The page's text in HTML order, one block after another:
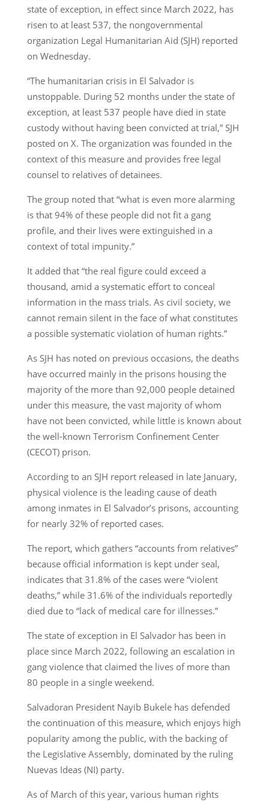
state of exception, in effect since March 2022, has
risen to at least 537, the nongovernmental
organization Legal Humanitarian Aid (SJH) reported
on Wednesday.
“The humanitarian crisis in El Salvador is
unstoppable. During 52 months under the state of
exception, at least 537 people have died in state
custody without having been convicted at trial,” SJH
posted on X. The organization was founded in the
context of this measure and provides free legal
counsel to relatives of detainees.
The group noted that “what is even more alarming
is that 94% of these people did not fit a gang
profile, and their lives were extinguished in a
context of total impunity.”
It added that “the real figure could exceed a
thousand, amid a systematic effort to conceal
information in the mass trials. As civil society, we
cannot remain silent in the face of what constitutes
a possible systematic violation of human rights.”
As SJH has noted on previous occasions, the deaths
have occurred mainly in the prisons housing the
majority of the more than 92,000 people detained
under this measure, the vast majority of whom
have not been convicted, while little is known about
the well-known Terrorism Confinement Center
(CECOT) prison.
According to an SJH report released in late January,
physical violence is the leading cause of death
among inmates in El Salvador’s prisons, accounting
for nearly 32% of reported cases.
The report, which gathers “accounts from relatives”
because official information is kept under seal,
indicates that 31.8% of the cases were “violent
deaths,” while 31.6% of the individuals reportedly
died due to “lack of medical care for illnesses.”
The state of exception in El Salvador has been in
place since March 2022, following an escalation in
gang violence that claimed the lives of more than
80 people in a single weekend.
Salvadoran President Nayib Bukele has defended
the continuation of this measure, which enjoys high
popularity among the public, with the backing of
the Legislative Assembly, dominated by the ruling
Nuevas Ideas (NI) party.
As of March of this year, various human rights